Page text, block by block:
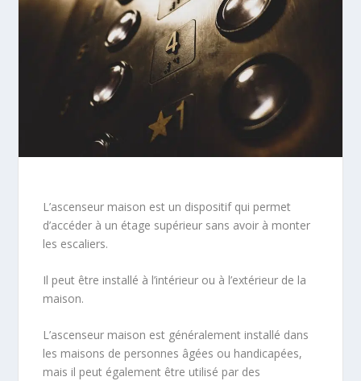
L’ascenseur maison est un dispositif qui permet
d’accéder à un étage supérieur sans avoir à monter
les escaliers.
Il peut être installé à l’intérieur ou à l’extérieur de la
maison.
L’ascenseur maison est généralement installé dans
les maisons de personnes âgées ou handicapées,
mais il peut également être utilisé par des